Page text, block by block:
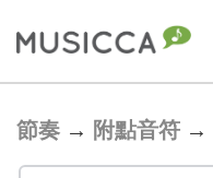
節奏 → 附點音符 →